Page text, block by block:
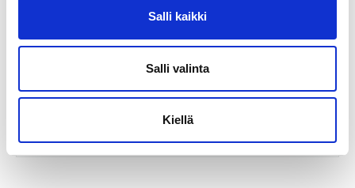
Salli kaikki
Salli valinta
Kiellä
ja jatko Pe 16:00-17:00
Badminton United ry